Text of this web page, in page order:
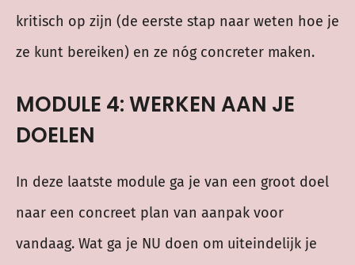
kritisch op zijn (de eerste stap naar weten hoe je
ze kunt bereiken) en ze nóg concreter maken.
MODULE 4: WERKEN AAN JE
DOELEN
In deze laatste module ga je van een groot doel
naar een concreet plan van aanpak voor
vandaag. Wat ga je NU doen om uiteindelijk je